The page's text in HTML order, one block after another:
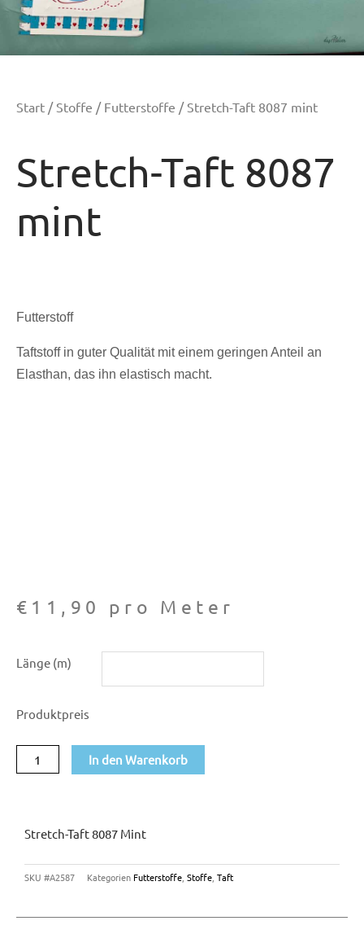
Start / Stoffe / Futterstoffe / Stretch-Taft 8087 mint
Stretch-Taft 8087
mint
Futterstoff
Taftstoff in guter Qualität mit einem geringen Anteil an
Elasthan, das ihn elastisch macht.
€ 11,90 pro Meter
Länge (m)
Produktpreis
mint
Menge
In den Warenkorb
Stretch-Taft 8087 Mint
SKU #A2587 Kategorien Futterstoffe Stoffe Taft